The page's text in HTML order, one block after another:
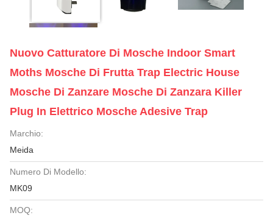
Nuovo Catturatore Di Mosche Indoor Smart
Moths Mosche Di Frutta Trap Electric House
Mosche Di Zanzare Mosche Di Zanzara Killer
Plug In Elettrico Mosche Adesive Trap
Marchio:
Meida
Numero Di Modello:
MK09
MOQ: